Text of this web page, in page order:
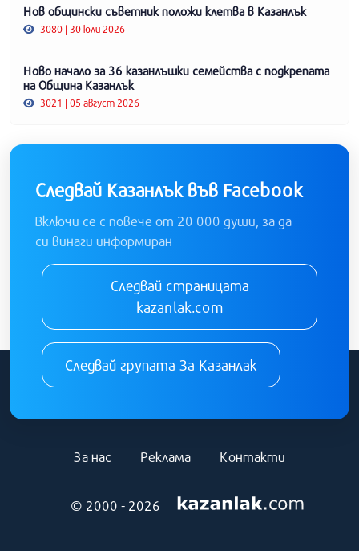
Нов общински съветник положи клетва в Казанлък
3080 | 30 юли 2026
Ново начало за 36 казанлъшки семейства с подкрепата
на Община Казанлък
3021 | 05 август 2026
Следвай Казанлък във Facebook
Включи се с повече от 20 000 души, за да
си винаги информиран
Следвай страницата
kazanlak.com
Следвай групата За Казанлак
© 2000 - 2026
За нас Реклама Контакти